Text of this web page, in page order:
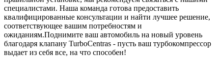
специалистами. Наша команда готова предоставить
квалифицированные консультации и найти лучшее решение,
соответствующее вашим потребностям и
ожиданиям.Поднимите ваш автомобиль на новый уровень
благодаря клапану TurboCentras - пусть ваш турбокомпрессор
выдает из себя все, на что способен!